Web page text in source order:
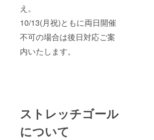
え。
10/13(月祝)ともに両日開催
不可の場合は後日対応ご案
内いたします。
ストレッチゴール
について